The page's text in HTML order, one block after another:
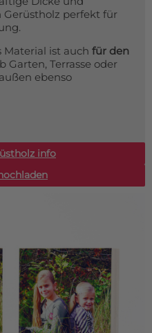
perfekt für
Material ist auch für den
Garten, Terrasse oder
ebenso
info